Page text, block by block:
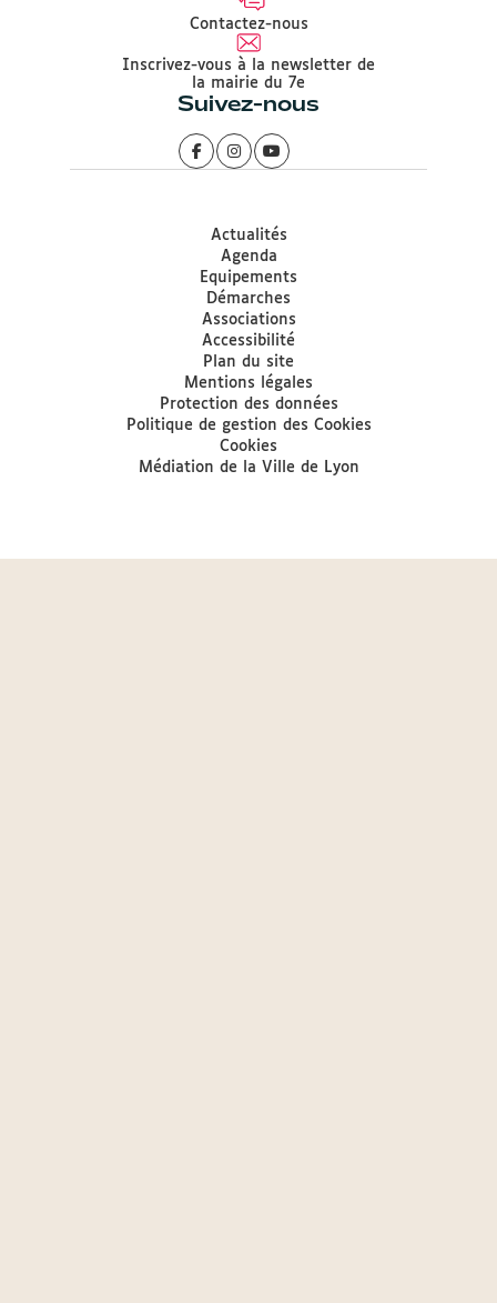
Contactez-nous
Inscrivez-vous à la newsletter de
la mairie du 7e
Suivez-nous
Actualités
Agenda
Equipements
Démarches
Associations
Accessibilité
Plan du site
Mentions légales
Protection des données
Politique de gestion des Cookies
Cookies
Médiation de la Ville de Lyon